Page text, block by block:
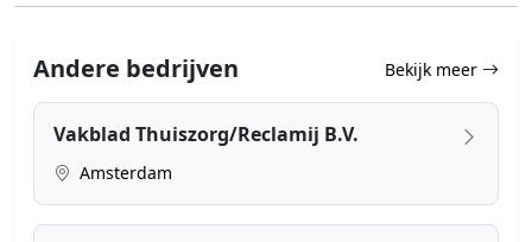
Andere bedrijven Bekijk meer
Vakblad Thuiszorg/Reclamij B.V.
Amsterdam